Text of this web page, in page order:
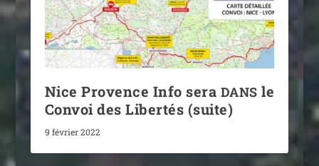
Nice Provence Info sera DANS le
Convoi des Libertés (suite)
9 février 2022